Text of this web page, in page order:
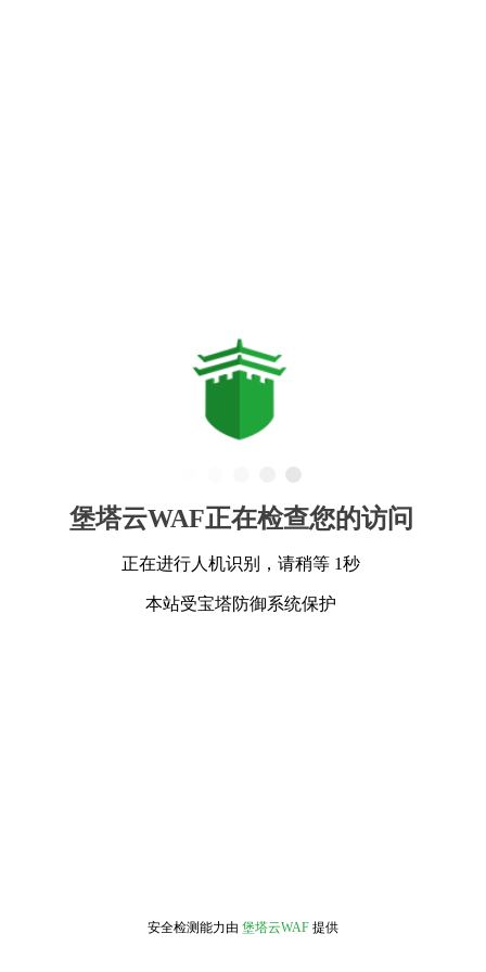
堡塔云WAF正在检查您的访问
正在进行人机识别，请稍等 1秒
本站受宝塔防御系统保护
安全检测能力由 堡塔云WAF 提供